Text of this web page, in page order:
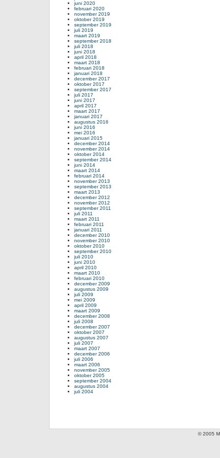
juni 2020
februari 2020
november 2019
oktober 2019
september 2019
juli 2019
maart 2019
september 2018
juli 2018
juni 2018
april 2018
maart 2018
februari 2018
januari 2018
december 2017
oktober 2017
september 2017
juli 2017
juni 2017
april 2017
maart 2017
januari 2017
augustus 2016
juni 2016
mei 2016
januari 2015
december 2014
november 2014
oktober 2014
september 2014
juni 2014
maart 2014
februari 2014
november 2013
september 2013
maart 2013
december 2012
november 2012
september 2011
juli 2011
maart 2011
februari 2011
januari 2011
december 2010
november 2010
oktober 2010
september 2010
juli 2010
juni 2010
april 2010
maart 2010
februari 2010
december 2009
augustus 2009
juli 2009
mei 2009
april 2009
maart 2009
december 2008
juli 2008
december 2007
oktober 2007
augustus 2007
juli 2007
maart 2007
december 2006
juli 2006
maart 2006
november 2005
oktober 2005
september 2004
augustus 2004
juli 2004
© 2005